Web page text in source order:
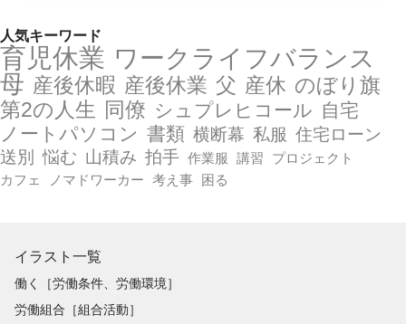
人気キーワード
育児休業 ワークライフバランス
母 産後休暇 産後休業 父 産休 のぼり旗
第2の人生 同僚 シュプレヒコール 自宅
ノートパソコン 書類 横断幕 私服 住宅ローン
送別
悩む 山積み 拍手 作業服 講習
プロジェクト
カフェ
ノマドワーカー 考え事 困る
イラスト一覧
働く［労働条件、労働環境］
労働組合［組合活動］